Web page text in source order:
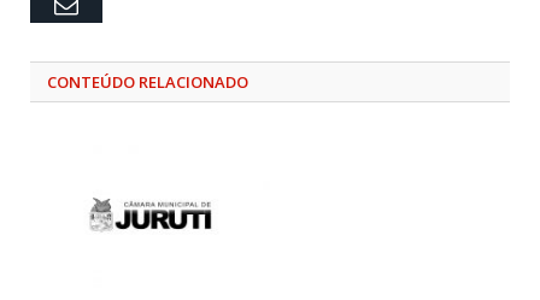
CONTEÚDO RELACIONADO